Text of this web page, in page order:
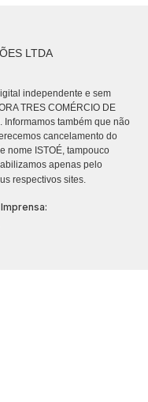
LTDA
independente e sem
TRES COMÉRCIO DE
Informamos também que não
cancelamento do
nome ISTOÉ, tampouco
apenas pelo
respectivos sites.